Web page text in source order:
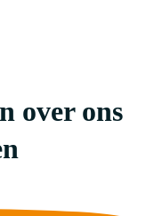
over ons